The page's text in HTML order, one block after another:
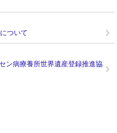
ついて
ン病療養所世界遺産登録推進協